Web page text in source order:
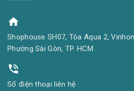
Shophouse SH07, Tòa Aqua 2,
Phường Sài Gòn, TP. HCM
Số điện thoại liên hệ